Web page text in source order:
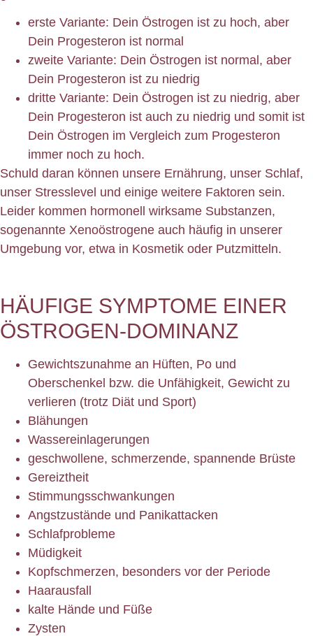
erste Variante: Dein Östrogen ist zu hoch, aber
Dein Progesteron ist normal
zweite Variante: Dein Östrogen ist normal, aber
Dein Progesteron ist zu niedrig
dritte Variante: Dein Östrogen ist zu niedrig, aber
Dein Progesteron ist auch zu niedrig und somit ist
Dein Östrogen im Vergleich zum Progesteron
immer noch zu hoch.
Schuld daran können unsere Ernährung, unser Schlaf,
unser Stresslevel und einige weitere Faktoren sein.
Leider kommen hormonell wirksame Substanzen,
sogenannte Xenoöstrogene auch häufig in unserer
Umgebung vor, etwa in Kosmetik oder Putzmitteln.
HÄUFIGE SYMPTOME EINER
ÖSTROGEN-DOMINANZ
Gewichtszunahme an Hüften, Po und
Oberschenkel bzw. die Unfähigkeit, Gewicht zu
verlieren (trotz Diät und Sport)
Blähungen
Wassereinlagerungen
geschwollene, schmerzende, spannende Brüste
Gereiztheit
Stimmungsschwankungen
Angstzustände und Panikattacken
Schlafprobleme
Müdigkeit
Kopfschmerzen, besonders vor der Periode
Haarausfall
kalte Hände und Füße
Zysten